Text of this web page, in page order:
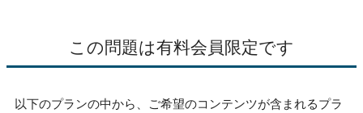
この問題は有料会員限定です
以下のプランの中から、ご希望のコンテンツが含まれるプラ